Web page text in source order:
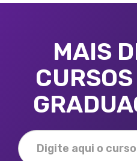
MAIS